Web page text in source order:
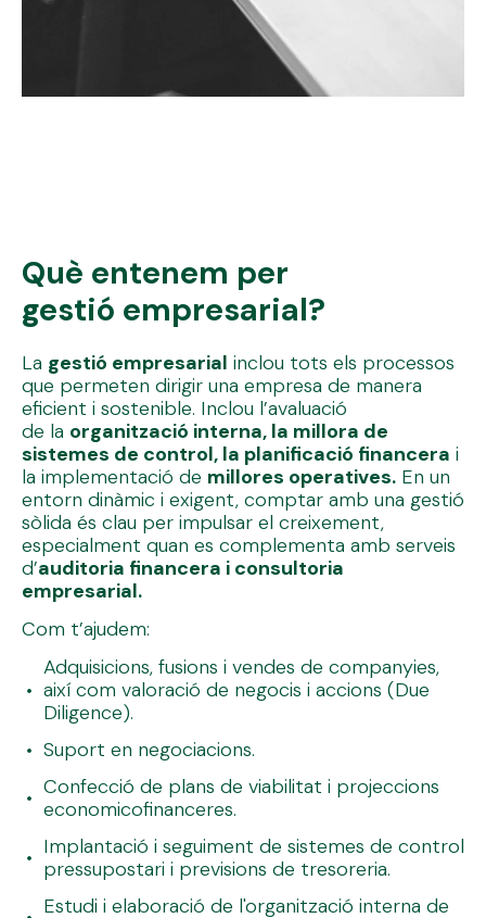
Què entenem per
gestió empresarial?
La gestió empresarial inclou tots els processos
que permeten dirigir una empresa de manera
eficient i sostenible. Inclou l’avaluació
de la organització interna, la millora de
sistemes de control, la planificació financera i
la implementació de millores operatives. En un
entorn dinàmic i exigent, comptar amb una gestió
sòlida és clau per impulsar el creixement,
especialment quan es complementa amb serveis
d’auditoria financera i consultoria
empresarial.
Com t’ajudem:
Adquisicions, fusions i vendes de companyies,
així com valoració de negocis i accions (Due
Diligence).
Suport en negociacions.
Confecció de plans de viabilitat i projeccions
economicofinanceres.
Implantació i seguiment de sistemes de control
pressupostari i previsions de tresoreria.
Estudi i elaboració de l'organització interna de